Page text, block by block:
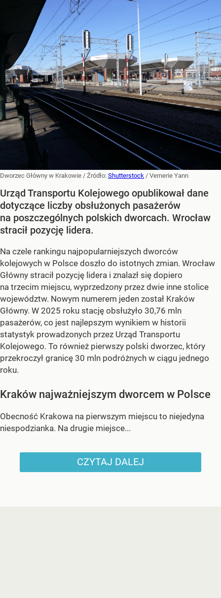
Dworzec Główny w Krakowie / Źródło: Shutterstock / Vernerie Yann
Urząd Transportu Kolejowego opublikował dane
dotyczące liczby obsłużonych pasażerów
na poszczególnych polskich dworcach. Wrocław
stracił pozycję lidera.
Na czele rankingu najpopularniejszych dworców
kolejowych w Polsce doszło do istotnych zmian. Wrocław
Główny stracił pozycję lidera i znalazł się dopiero
na trzecim miejscu, wyprzedzony przez dwie inne stolice
województw. Nowym numerem jeden został Kraków
Główny. W 2025 roku stację obsłużyło 30,76 mln
pasażerów, co jest najlepszym wynikiem w historii
statystyk prowadzonych przez Urząd Transportu
Kolejowego. To również pierwszy polski dworzec, który
przekroczył granicę 30 mln podróżnych w ciągu jednego
roku.
Kraków najważniejszym dworcem w Polsce
Obecność Krakowa na pierwszym miejscu to niejedyna
niespodzianka. Na drugie miejsce...
CZYTAJ DALEJ